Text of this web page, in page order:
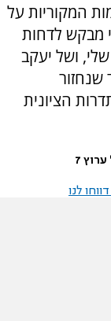
המקוריות על
מבקש לדחות
ושל יעקב
שנחזור
הציונית
7
לנו